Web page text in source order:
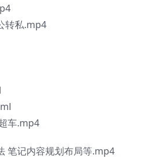
转私.mp4
车.mp4
笔记内容规划布局等.mp4